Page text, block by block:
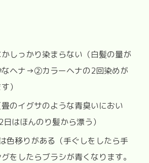
しっかり染まらない（白髪の量が
ヘナ→②カラーヘナの2回染めが
）
のイグサのような青臭いにおい
はほんのり髪から漂う）
色移りがある（手ぐしをしたら手
をしたらブラシが青くなります。